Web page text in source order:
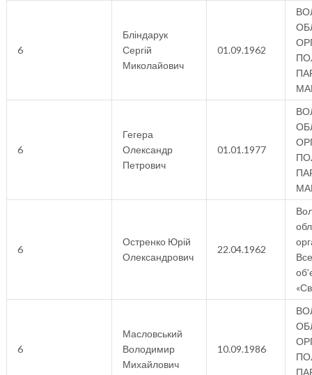
6
Бліндарук
Сергій
Миколайович
01.09.1962
6
Гегера
Олександр
Петрович
01.01.1977
6
Остренко Юрій
Олександрович
22.04.1962
6
Масловський
Володимир
Михайлович
10.09.1986